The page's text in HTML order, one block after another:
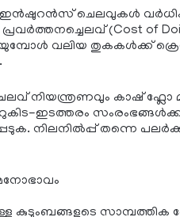
ഇൻഷുറൻസ് ചെലവുകൾ
(Cost of
വലിയ തുകകൾക്ക്
നിയന്ത്രണവും കാഷ് ഫ്ലോ
ചെറുകിട-ഇടത്തരം
തന്നെ പലർക്കും
കുടുംബങ്ങളുടെ